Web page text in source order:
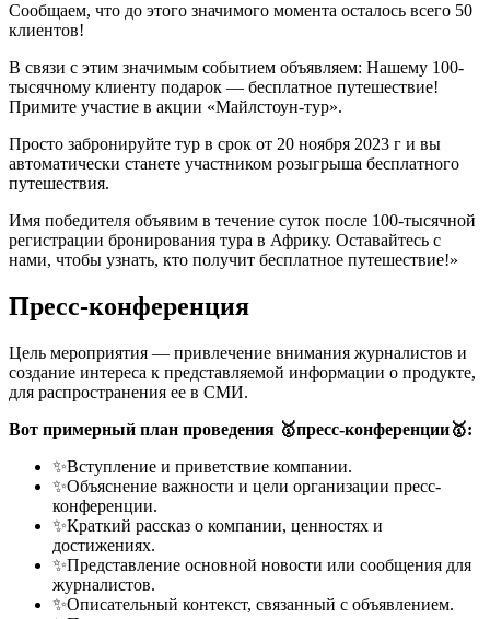
Сообщаем, что до этого значимого момента осталось всего 50
клиентов!
В связи с этим значимым событием объявляем: Нашему 100-
тысячному клиенту подарок — бесплатное путешествие!
Примите участие в акции «Майлстоун-тур».
Просто забронируйте тур в срок от 20 ноября 2023 г и вы
автоматически станете участником розыгрыша бесплатного
путешествия.
Имя победителя объявим в течение суток после 100-тысячной
регистрации бронирования тура в Африку. Оставайтесь с
нами, чтобы узнать, кто получит бесплатное путешествие!»
Пресс-конференция
Цель мероприятия — привлечение внимания журналистов и
создание интереса к представляемой информации о продукте,
для распространения ее в СМИ.
Вот примерный план проведения 🥇пресс-конференции🥇:
✨Вступление и приветствие компании.
✨Объяснение важности и цели организации пресс-
конференции.
✨Краткий рассказ о компании, ценностях и
достижениях.
✨Представление основной новости или сообщения для
журналистов.
✨Описательный контекст, связанный с объявлением.